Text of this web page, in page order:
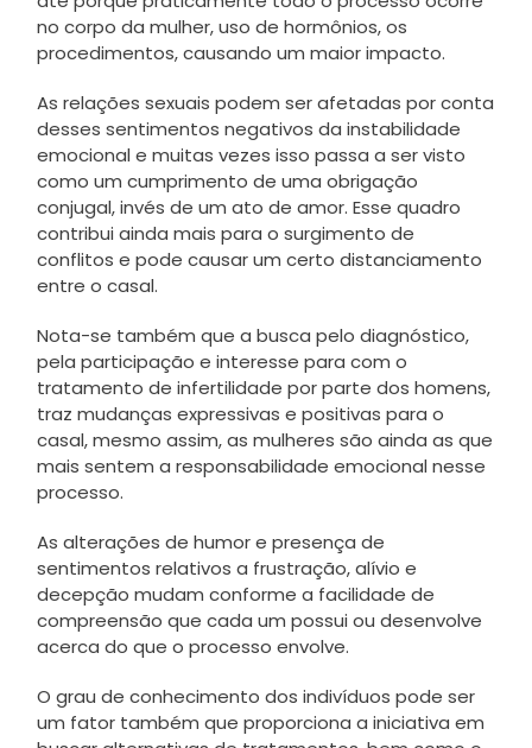
no corpo da mulher, uso de hormônios, os
procedimentos, causando um maior impacto.
As relações sexuais podem ser afetadas por conta
desses sentimentos negativos da instabilidade
emocional e muitas vezes isso passa a ser visto
como um cumprimento de uma obrigação
conjugal, invés de um ato de amor. Esse quadro
contribui ainda mais para o surgimento de
conflitos e pode causar um certo distanciamento
entre o casal.
Nota-se também que a busca pelo diagnóstico,
pela participação e interesse para com o
tratamento de infertilidade por parte dos homens,
traz mudanças expressivas e positivas para o
casal, mesmo assim, as mulheres são ainda as que
mais sentem a responsabilidade emocional nesse
processo.
As alterações de humor e presença de
sentimentos relativos a frustração, alívio e
decepção mudam conforme a facilidade de
compreensão que cada um possui ou desenvolve
acerca do que o processo envolve.
O grau de conhecimento dos indivíduos pode ser
um fator também que proporciona a iniciativa em